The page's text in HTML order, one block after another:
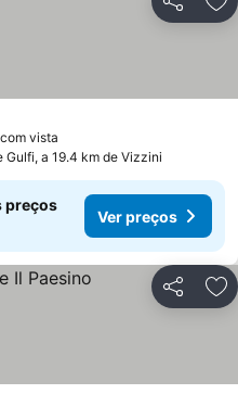
Partilhar
vista
Gulfi, a 19.4 km de Vizzini
preços
Ver preços
Partilhar